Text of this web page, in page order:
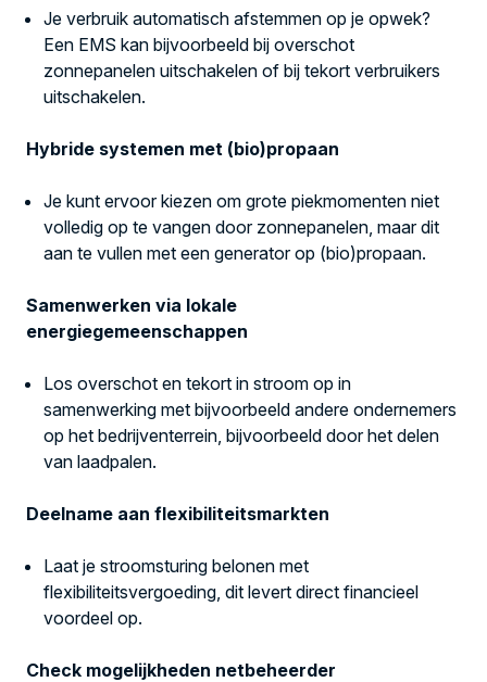
Je verbruik automatisch afstemmen op je opwek?
Een EMS kan bijvoorbeeld bij overschot
zonnepanelen uitschakelen of bij tekort verbruikers
uitschakelen.
Hybride systemen met (bio)propaan
Je kunt ervoor kiezen om grote piekmomenten niet
volledig op te vangen door zonnepanelen, maar dit
aan te vullen met een generator op (bio)propaan.
Samenwerken via lokale
energiegemeenschappen
Los overschot en tekort in stroom op in
samenwerking met bijvoorbeeld andere ondernemers
op het bedrijventerrein, bijvoorbeeld door het delen
van laadpalen.
Deelname aan flexibiliteitsmarkten
Laat je stroomsturing belonen met
flexibiliteitsvergoeding, dit levert direct financieel
voordeel op.
Check mogelijkheden netbeheerder